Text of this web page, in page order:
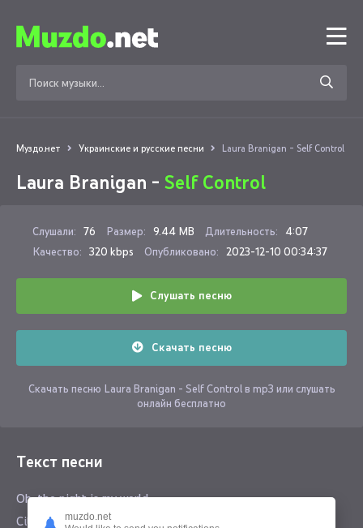
Муздо.нет Украинские и русские песни Laura Branigan - Self Control
Laura Branigan - Self Control
Слушали: 76 Размер: 9.44 MB Длительность:
4:07
Качество: 320 kbps Опубликовано: 2023-12-10 00:34:37
Слушать песню
Скачать песню
Скачать песню Laura Branigan - Self Control в mp3 или слушать
онлайн бесплатно
Текст песни
Oh, the night is my world
City light painted girl
muzdo.net